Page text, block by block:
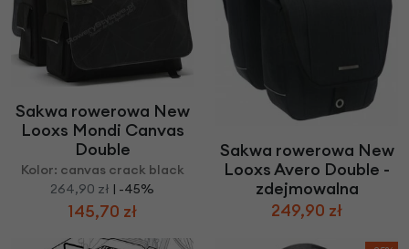
Sakwa rowerowa New
Looxs Mondi Canvas
Double
Kolor: canvas crack black
264,90 zł | -45%
145,70 zł
Sakwa rowerowa New
Looxs Avero Double -
zdejmowalna
249,90 zł